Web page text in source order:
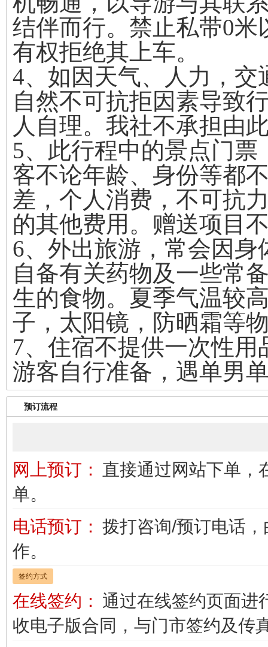
结伴而行。禁止私带0
有权拒绝其上车。
4、如因天气、人力，
自然不可抗拒因素导致
人自理。我社不承担由
5、此行程中的景点门
客不论年龄、身份等都
差，个人消费，不可抗
的其他费用。赠送项目
6、外出旅游，常会因
自备有关药物及一些常
生的食物。夏季气温较
子，太阳镜，防晒霜等
7、住宿不提供一次性
游客自行准备，遇单男
预订流程
网上预订： 直接通过网站下单，
单。
电话预订： 拨打咨询/预订电话
作。
签约方式
在线签约： 通过在线签约页面进
收电子版合同，与门市签约及传